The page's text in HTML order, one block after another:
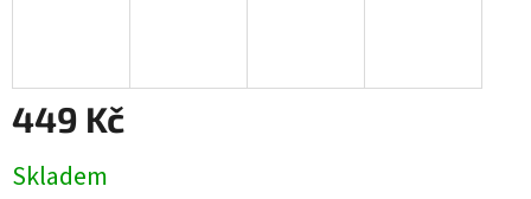
449 Kč
cena:
Skladem